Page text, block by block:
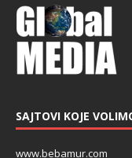
SAJTOVI KOJE
www.bebamur.com